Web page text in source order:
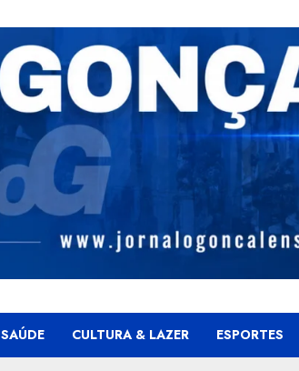
SAÚDE CULTURA & LAZER ESPORTES